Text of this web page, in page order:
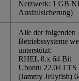
Netzwerk: 1 GB
Ausfallsicherung)
Alle der folgenden
Betriebssysteme
unterstützt:
RHEL 8.x 64 Bit
Ubuntu 22.04 LTS
(Jammy Jellyfish)